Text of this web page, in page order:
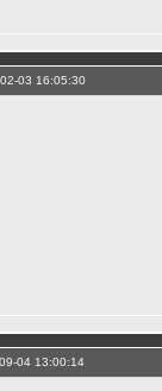
03 16:05:30
04 13:00:14